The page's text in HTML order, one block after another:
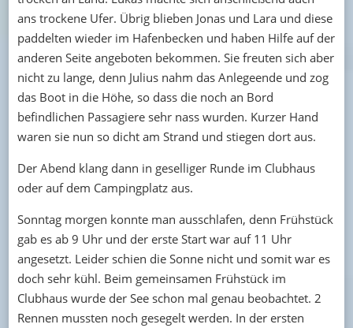
ans trockene Ufer. Übrig blieben Jonas und Lara und diese
paddelten wieder im Hafenbecken und haben Hilfe auf der
anderen Seite angeboten bekommen. Sie freuten sich aber
nicht zu lange, denn Julius nahm das Anlegeende und zog
das Boot in die Höhe, so dass die noch an Bord
befindlichen Passagiere sehr nass wurden. Kurzer Hand
waren sie nun so dicht am Strand und stiegen dort aus.
Der Abend klang dann in geselliger Runde im Clubhaus
oder auf dem Campingplatz aus.
Sonntag morgen konnte man ausschlafen, denn Frühstück
gab es ab 9 Uhr und der erste Start war auf 11 Uhr
angesetzt. Leider schien die Sonne nicht und somit war es
doch sehr kühl. Beim gemeinsamen Frühstück im
Clubhaus wurde der See schon mal genau beobachtet. 2
Rennen mussten noch gesegelt werden. In der ersten